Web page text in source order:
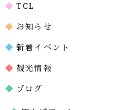
TCL
お知らせ
新着イベント
観光情報
ブログ